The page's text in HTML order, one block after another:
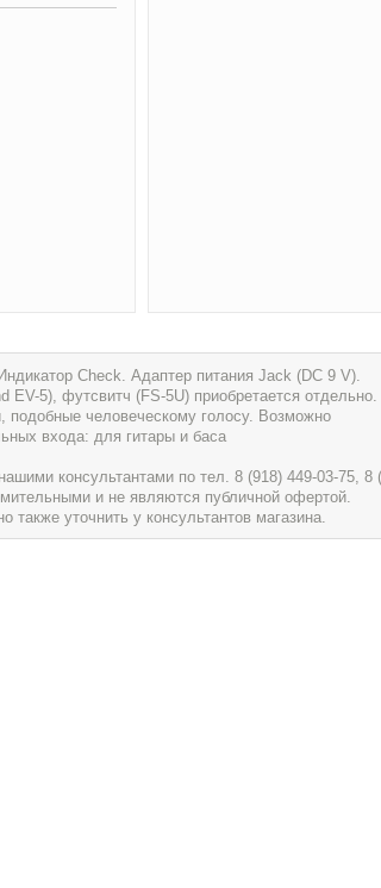
Check. Адаптер питания Jack (DC 9 V).
5), футсвитч (FS-5U) приобретается отдельно.
подобные человеческому голосу. Возможно
входа: для гитары и баса
консультантами по тел. 8 (918) 449-03-75, 8
и не являются публичной офертой.
уточнить у консультантов магазина.